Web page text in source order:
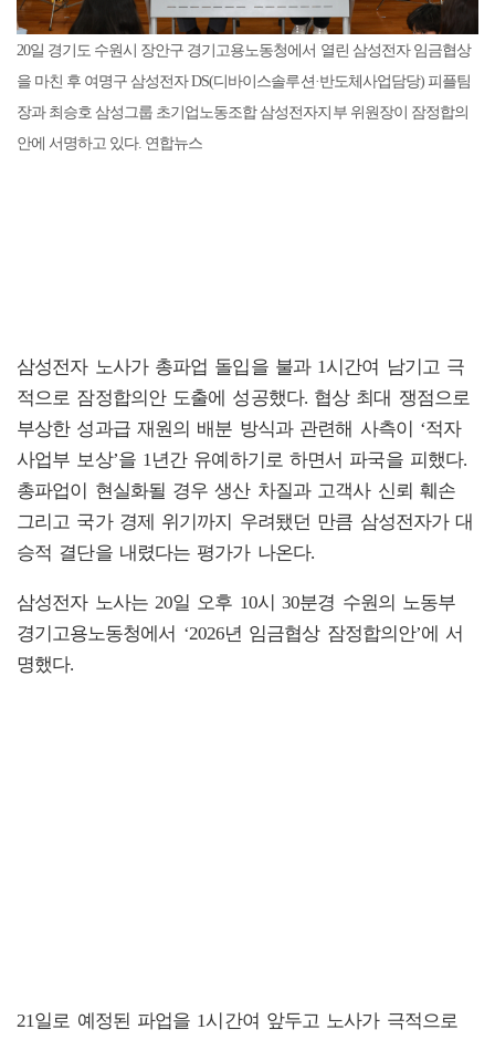
20일 경기도 수원시 장안구 경기고용노동청에서 열린 삼성전자 임금협상
을 마친 후 여명구 삼성전자 DS(디바이스솔루션·반도체사업담당) 피플팀
장과 최승호 삼성그룹 초기업노동조합 삼성전자지부 위원장이 잠정합의
안에 서명하고 있다. 연합뉴스
삼성전자 노사가 총파업 돌입을 불과 1시간여 남기고 극
적으로 잠정합의안 도출에 성공했다. 협상 최대 쟁점으로
부상한 성과급 재원의 배분 방식과 관련해 사측이 ‘적자
사업부 보상’을 1년간 유예하기로 하면서 파국을 피했다.
총파업이 현실화될 경우 생산 차질과 고객사 신뢰 훼손
그리고 국가 경제 위기까지 우려됐던 만큼 삼성전자가 대
승적 결단을 내렸다는 평가가 나온다.
삼성전자 노사는 20일 오후 10시 30분경 수원의 노동부
경기고용노동청에서 ‘2026년 임금협상 잠정합의안’에 서
명했다.
21일로 예정된 파업을 1시간여 앞두고 노사가 극적으로